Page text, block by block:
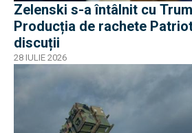
Zelenski s-a întâlnit cu
Producția de rachete
discuții
28 IULIE 2026